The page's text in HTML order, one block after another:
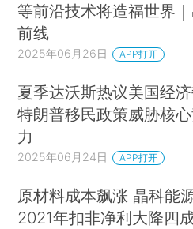
等前沿技术将造福世界｜
前线
2025年06月26日 APP打开
夏季达沃斯热议美国经
特朗普移民政策威胁核
力
2025年06月24日 APP打开
原材料成本飙涨 晶科能
2021年扣非净利大降四